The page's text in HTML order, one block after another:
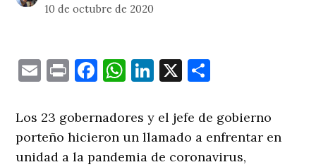
10 de octubre de 2020
EmailPrintFacebook
WhatsApp
LinkedIn
X
Los 23 gobernadores y el jefe de gobierno
porteño hicieron un llamado a enfrentar en
unidad a la pandemia de coronavirus,